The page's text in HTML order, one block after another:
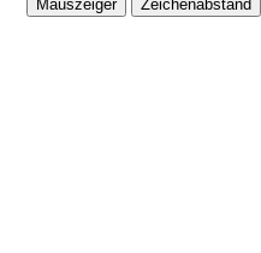
Mauszeiger Zeichenabstand